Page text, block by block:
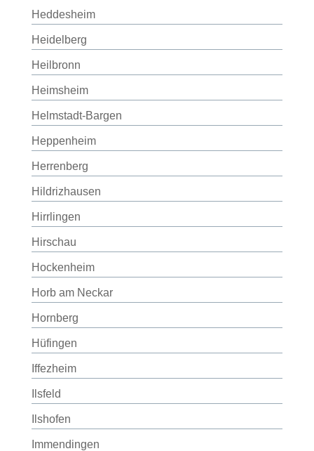
Heddesheim
Heidelberg
Heilbronn
Heimsheim
Helmstadt-Bargen
Heppenheim
Herrenberg
Hildrizhausen
Hirrlingen
Hirschau
Hockenheim
Horb am Neckar
Hornberg
Hüfingen
Iffezheim
Ilsfeld
Ilshofen
Immendingen